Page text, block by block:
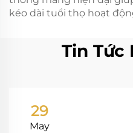
kéo dài tuổi thọ hoạt
Tin Tức
29
May